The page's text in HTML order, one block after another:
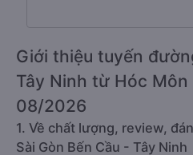
Giới thiệu tuyến
Tây Ninh từ Hóc Môn
08/2026
1. Về chất lượng, review,
Sài Gòn Bến Cầu - Tây Ninh